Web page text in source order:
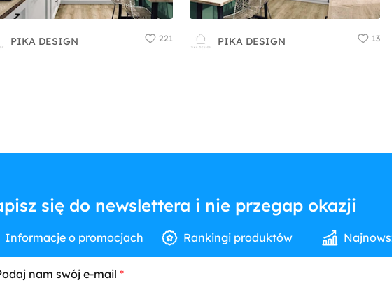
PIKA DESIGN 221 PIKA DESIGN 13
się do newslettera i nie przegap okazji
Informacje o promocjach Rankingi produktów
nam swój e-mail